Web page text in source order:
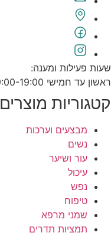
שעות פעילות ומענה:
ראשון עד חמישי 09:00-19:00
קטגוריות מוצרים
מבצעים וערכות
נשים
עור ושיער
עיכול
נפש
טיפוח
שמני מרפא
תמציות תדרים